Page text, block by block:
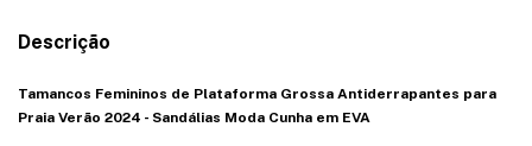
Descrição
Tamancos Femininos de Plataforma Grossa Antiderrapantes para
Praia Verão 2024 - Sandálias Moda Cunha em EVA